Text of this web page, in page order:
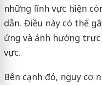
những lĩnh vực hiện
dẫn. Điều này có thể
ứng và ảnh hưởng
vực.
Bên cạnh đó, nguy cơ